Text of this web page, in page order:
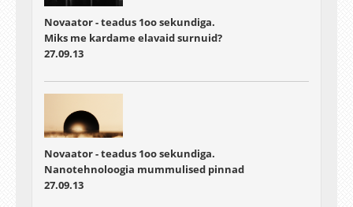
Novaator - teadus 1oo sekundiga.
Miks me kardame elavaid surnuid?
27.09.13
Novaator - teadus 1oo sekundiga.
Nanotehnoloogia mummulised pinnad
27.09.13